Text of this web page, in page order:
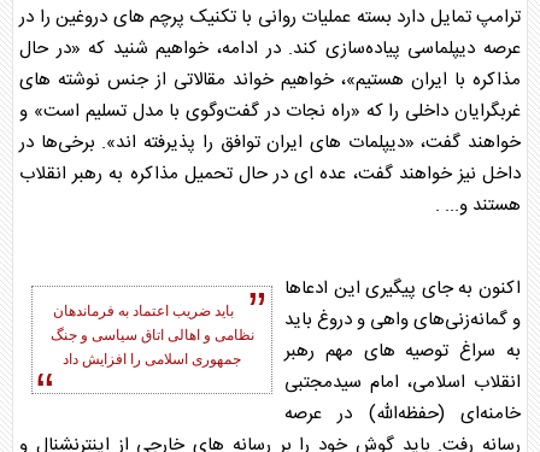
ترامپ تمایل دارد بسته عملیات روانی با تکنیک پرچم های دروغین را در
عرصه دیپلماسی پیاده‌سازی کند. در ادامه، خواهیم شنید که «در حال
مذاکره با ایران هستیم»، خواهیم خواند مقالاتی از جنس نوشته های
غربگرایان داخلی را که «راه نجات در گفت‌وگوی با مدل تسلیم است» ‌و
خواهند گفت، «دیپلمات های ایران توافق را پذیرفته اند». برخی‌ها در
داخل نیز خواهند گفت، عده ای در حال تحمیل مذاکره به رهبر انقلاب
هستند و... .
باید ضریب اعتماد به فرماندهان
نظامی و اهالی اتاق سیاسی و جنگ
جمهوری اسلامی را افزایش داد
اکنون به جای پیگیری این ادعاها
و گمانه‌زنی‌های واهی و دروغ باید
به سراغ توصیه های مهم رهبر
انقلاب اسلامی، امام سیدمجتبی
خامنه‌ای (حفظه‌الله) در عرصه
رسانه رفت. باید گوش خود را بر رسانه های خارجی از اینترنشنال و